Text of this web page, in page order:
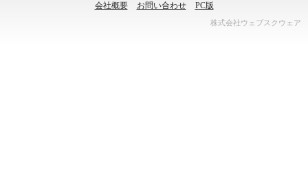
会社概要 お問い合わせ PC版
株式会社ウェブスクウェア